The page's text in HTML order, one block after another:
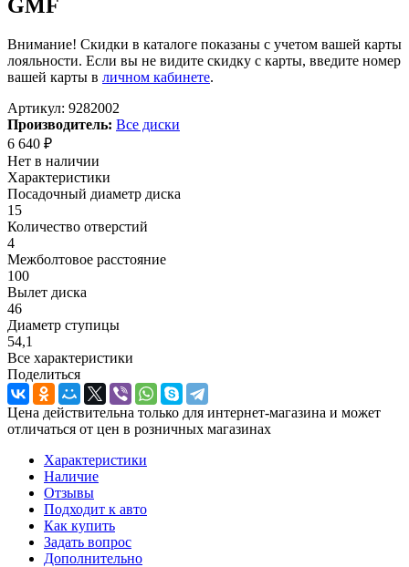
GMF
Внимание! Скидки в каталоге показаны с учетом вашей карты
лояльности. Если вы не видите скидку с карты, введите номер
вашей карты в личном кабинете.
Артикул: 9282002
Производитель: Все диски
6 640 ₽
Нет в наличии
Характеристики
Посадочный диаметр диска
15
Количество отверстий
4
Межболтовое расстояние
100
Вылет диска
46
Диаметр ступицы
54,1
Все характеристики
Поделиться
Цена действительна только для интернет-магазина и может
отличаться от цен в розничных магазинах
Характеристики
Наличие
Отзывы
Подходит к авто
Как купить
Задать вопрос
Дополнительно